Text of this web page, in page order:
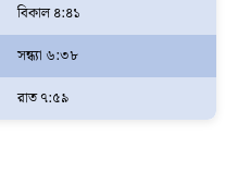
বিকাল ৪:৪১
সন্ধ্যা ৬:৩৮
রাত ৭:৫৯